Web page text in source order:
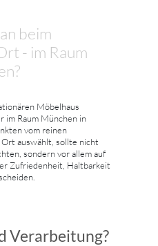
beim
- im Raum
Möbelhaus
im Raum München in
vom reinen
auswählt, sollte nicht
sondern vor allem auf
Zufriedenheit, Haltbarkeit
Verarbeitung?